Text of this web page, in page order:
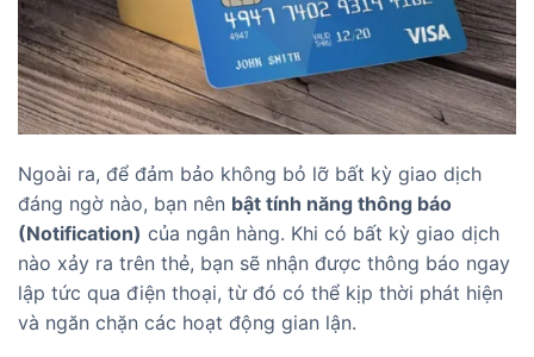
Ngoài ra, để đảm bảo không bỏ lỡ bất kỳ giao dịch
đáng ngờ nào, bạn nên bật tính năng thông báo
(Notification) của ngân hàng. Khi có bất kỳ giao dịch
nào xảy ra trên thẻ, bạn sẽ nhận được thông báo ngay
lập tức qua điện thoại, từ đó có thể kịp thời phát hiện
và ngăn chặn các hoạt động gian lận.